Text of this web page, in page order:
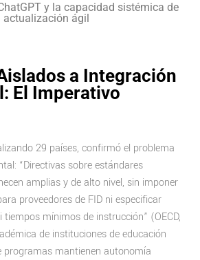
y la capacidad sistémica de
actualización ágil
a Integración
El Imperativo
29 países, confirmó el problema
“Directivas sobre estándares
amplias y de alto nivel, sin imponer
proveedores de FID ni especificar
mínimos de instrucción” (OECD,
de instituciones de educación
programas mantienen autonomía